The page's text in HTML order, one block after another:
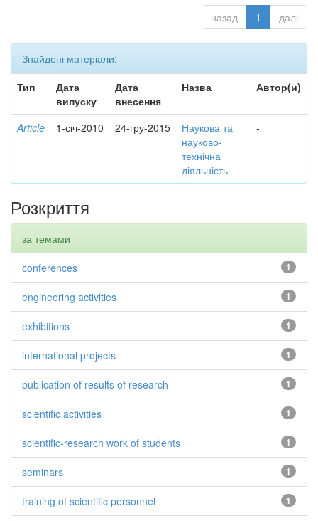
назад 1 далі
Знайдені матеріали:
Тип
Дата
випуску
Дата
внесення
Назва Автор(и)
Article 1-січ-2010 24-гру-2015
Наукова та
науково-
технічна
діяльність
-
Розкриття
за темами
1
conferences
1
engineering activities
1
exhibitions
1
international projects
1
publication of results of research
1
scientific activities
1
scientific-research work of students
1
seminars
1
training of scientific personnel